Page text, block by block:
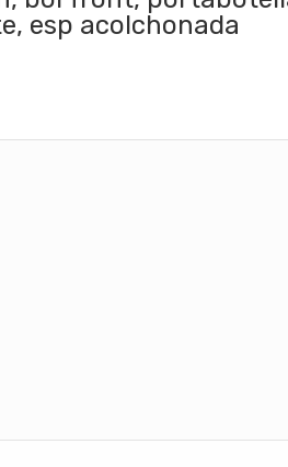
esp acolchonada